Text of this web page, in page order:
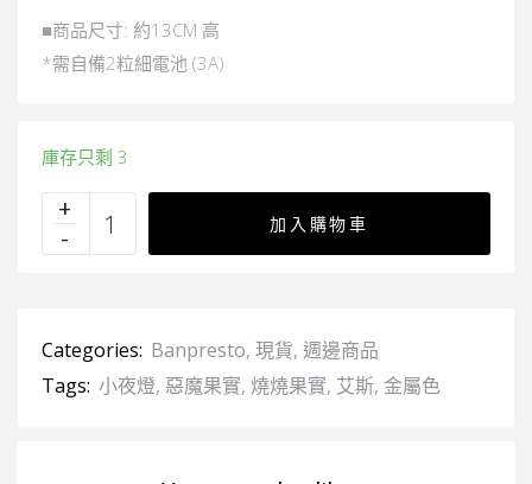
■商品尺寸: 約13CM 高
*需自備2粒細電池 (3A)
庫存只剩 3
加入購物車
Categories: Banpresto, 現貨, 週邊商品
Tags: 小夜燈, 惡魔果實, 燒燒果實, 艾斯, 金屬色